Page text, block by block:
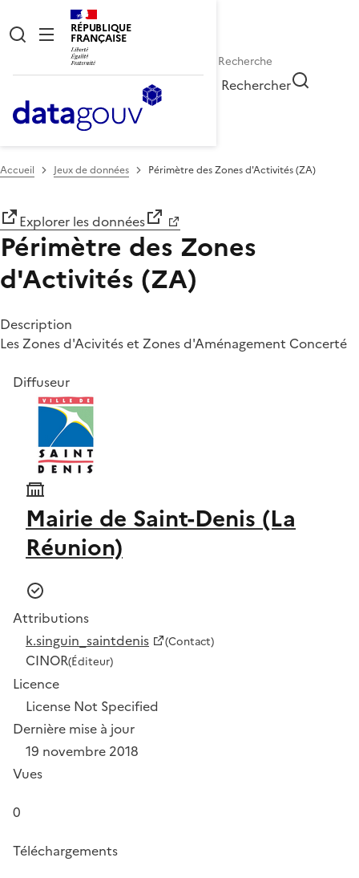
RÉPUBLIQUE
FRANÇAISE
Rechercher
Accueil Jeux de données Périmètre des Zones d'Activités (ZA)
Explorer les données
Périmètre des Zones
d'Activités (ZA)
Description
Les Zones d'Acivités et Zones d'Aménagement Concerté
Diffuseur
Mairie de Saint-Denis (La
Réunion)
Attributions
k.singuin_saintdenis
(Contact)
CINOR(Éditeur)
Licence
License Not Specified
Dernière mise à jour
19 novembre 2018
Vues
0
Téléchargements